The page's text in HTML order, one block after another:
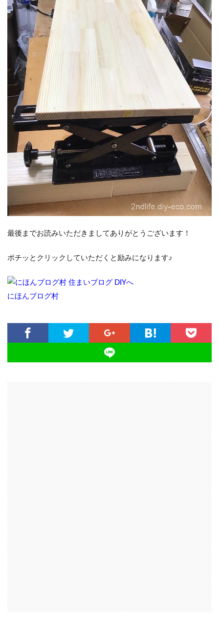
最後までお読みいただきましてありがとうございます！
ポチッとクリックしていただくと励みになります♪
にほんブログ村